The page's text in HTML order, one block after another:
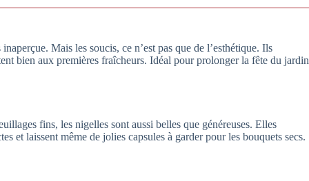
Mais les soucis, ce n’est pas que de l’esthétique. Ils
bien aux premières fraîcheurs. Idéal pour prolonger la fête du jardin
fins, les nigelles sont aussi belles que généreuses. Elles
et laissent même de jolies capsules à garder pour les bouquets secs.